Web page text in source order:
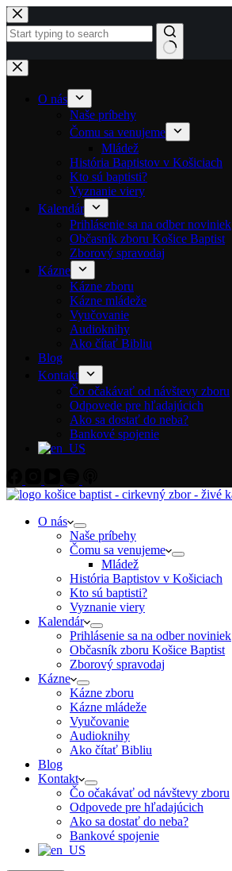
Skip to content
No results
O nás
Naše príbehy
Čomu sa venujeme
Mládež
História Baptistov v Košiciach
Kto sú baptisti?
Vyznanie viery
Kalendár
Prihlásenie sa na odber noviniek
Občasník zboru Košice Baptist
Zborový spravodaj
Kázne
Kázne zboru
Kázne mládeže
Vyučovanie
Audioknihy
Ako čítať Bibliu
Blog
Kontakt
Čo očakávať od návštevy zboru
Odpovede pre hľadajúcich
Ako sa dostať do neba?
Bankové spojenie
O nás
Naše príbehy
Čomu sa venujeme
Mládež
História Baptistov v Košiciach
Kto sú baptisti?
Vyznanie viery
Kalendár
Prihlásenie sa na odber noviniek
Občasník zboru Košice Baptist
Zborový spravodaj
Kázne
Kázne zboru
Kázne mládeže
Vyučovanie
Audioknihy
Ako čítať Bibliu
Blog
Kontakt
Čo očakávať od návštevy zboru
Odpovede pre hľadajúcich
Ako sa dostať do neba?
Bankové spojenie